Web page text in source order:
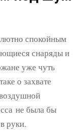
спокойным
снаряды и
уже чуть
о захвате
не была бы
руки.